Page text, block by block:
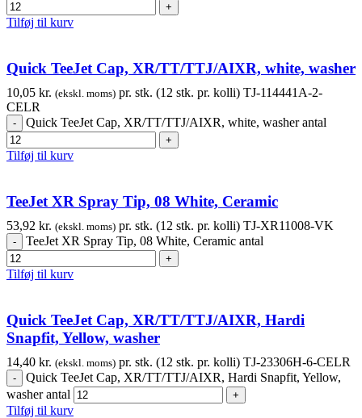
Tilføj til kurv
Quick TeeJet Cap, XR/TT/TTJ/AIXR, white, washer
10,05 kr. (ekskl. moms) pr. stk. (12 stk. pr. kolli) TJ-114441A-2-
CELR
Quick TeeJet Cap, XR/TT/TTJ/AIXR, white, washer antal
Tilføj til kurv
TeeJet XR Spray Tip, 08 White, Ceramic
53,92 kr. (ekskl. moms) pr. stk. (12 stk. pr. kolli) TJ-XR11008-VK
TeeJet XR Spray Tip, 08 White, Ceramic antal
Tilføj til kurv
Quick TeeJet Cap, XR/TT/TTJ/AIXR, Hardi
Snapfit, Yellow, washer
14,40 kr. (ekskl. moms) pr. stk. (12 stk. pr. kolli) TJ-23306H-6-CELR
Quick TeeJet Cap, XR/TT/TTJ/AIXR, Hardi Snapfit, Yellow,
washer antal
Tilføj til kurv